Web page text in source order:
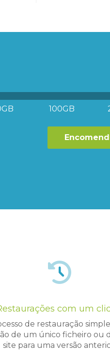
100GB
com um
de restauração
de um único ficheiro ou
site para uma versão